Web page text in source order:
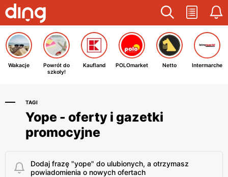
Wakacje
Powrót do
szkoły!
Kaufland POLOmarket Netto Intermarche
TAGI
Yope - oferty i gazetki
promocyjne
Dodaj frazę "yope" do ulubionych, a otrzymasz
powiadomienia o nowych ofertach